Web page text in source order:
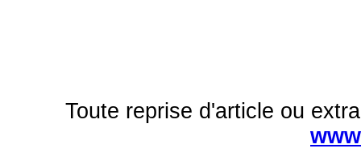
Toute reprise d'article ou